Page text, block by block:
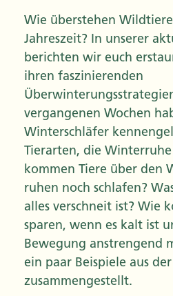
Wie überstehen
Jahreszeit? In unserer
berichten wir euch
ihren faszinierenden
vergangenen Wochen
Winterschläfer
Tierarten, die
kommen Tiere über den
ruhen noch schlafen?
alles verschneit ist? Wie
sparen, wenn es kalt ist
Bewegung anstrengend
ein paar Beispiele aus
zusammengestellt.